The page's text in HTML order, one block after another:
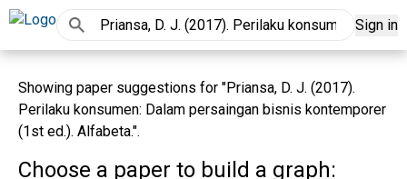
Sign in
Showing paper suggestions for "Priansa, D. J. (2017).
Perilaku konsumen: Dalam persaingan bisnis kontemporer
(1st ed.). Alfabeta.".
Choose a paper to build a graph: